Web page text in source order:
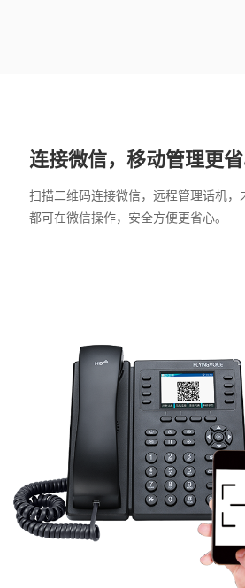
连接微信，移动管理更
扫描二维码连接微信，远程管理话机，
都可在微信操作，安全方便更省心。